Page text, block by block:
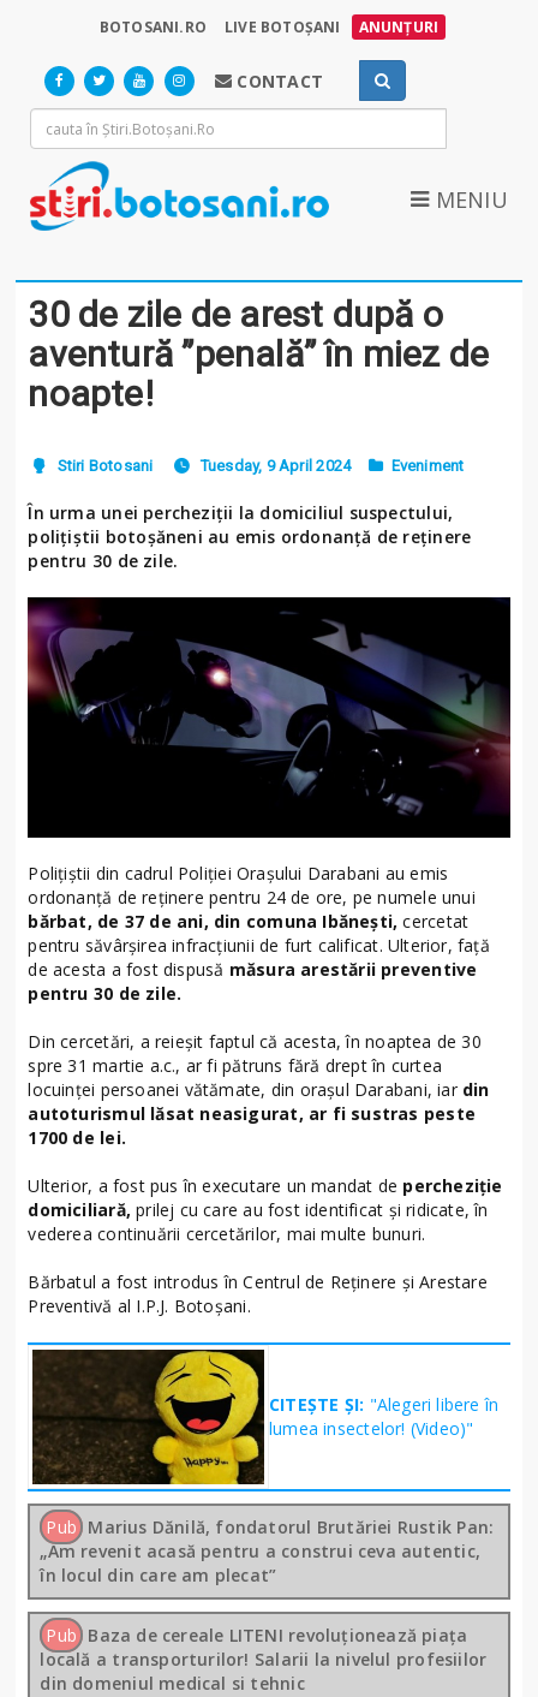
BOTOSANI.RO LIVE BOTOȘANI ANUNȚURI
CONTACT
MENIU
30 de zile de arest după o
aventură ”penală” în miez de
noapte!
Stiri Botosani Tuesday, 9 April 2024 Eveniment
În urma unei percheziții la domiciliul suspectului,
polițiștii botoșăneni au emis ordonanță de reținere
pentru 30 de zile.
Polițiștii din cadrul Poliției Orașului Darabani au emis
ordonanță de reținere pentru 24 de ore, pe numele unui
bărbat, de 37 de ani, din comuna Ibănești, cercetat
pentru săvârșirea infracțiunii de furt calificat. Ulterior, față
de acesta a fost dispusă măsura arestării preventive
pentru 30 de zile.
Din cercetări, a reieșit faptul că acesta, în noaptea de 30
spre 31 martie a.c., ar fi pătruns fără drept în curtea
locuinței persoanei vătămate, din orașul Darabani, iardin
autoturismul lăsat neasigurat, ar fi sustras peste
1700 de lei.
Ulterior, a fost pus în executare un mandat de percheziție
domiciliară,prilej cu care au fost identificat și ridicate, în
vederea continuării cercetărilor, mai multe bunuri.
Bărbatul a fost introdus în Centrul de Reținere și Arestare
Preventivă al I.P.J. Botoșani.
CITEȘTE ȘI: "Alegeri libere în
lumea insectelor! (Video)"
Pub Marius Dănilă, fondatorul Brutăriei Rustik Pan:
„Am revenit acasă pentru a construi ceva autentic,
în locul din care am plecat”
Pub Baza de cereale LITENI revoluționează piața
locală a transporturilor! Salarii la nivelul profesiilor
din domeniul medical si tehnic